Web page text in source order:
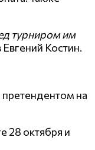
турниром им
Костин.
претендентом на
28 октября и